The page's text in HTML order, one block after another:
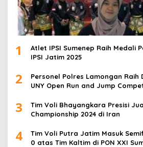
1
Atlet IPSI Sumenep Raih Medali
IPSI Jatim 2025
2
Personel Polres Lamongan Raih
UNY Open Run and Jump
3
Tim Voli Bhayangkara Presisi
Championship 2024 di Iran
4
Tim Voli Putra Jatim Masuk
0 atas Tim Kaltim di PON XXI